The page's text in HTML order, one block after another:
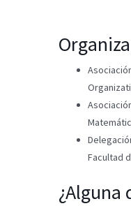
Facultad
¿Alguna